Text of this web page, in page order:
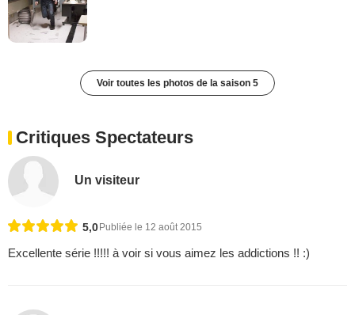
Voir toutes les photos de la saison 5
Critiques Spectateurs
Un visiteur
5,0Publiée le 12 août 2015
Excellente série !!!!! à voir si vous aimez les addictions !! :)